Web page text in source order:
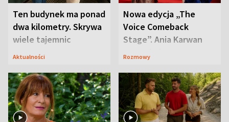
Ten budynek ma ponad
dwa kilometry. Skrywa
wiele tajemnic
Aktualności
Nowa edycja „The
Voice Comeback
Stage”. Ania Karwan
zapowiada
Rozmowy